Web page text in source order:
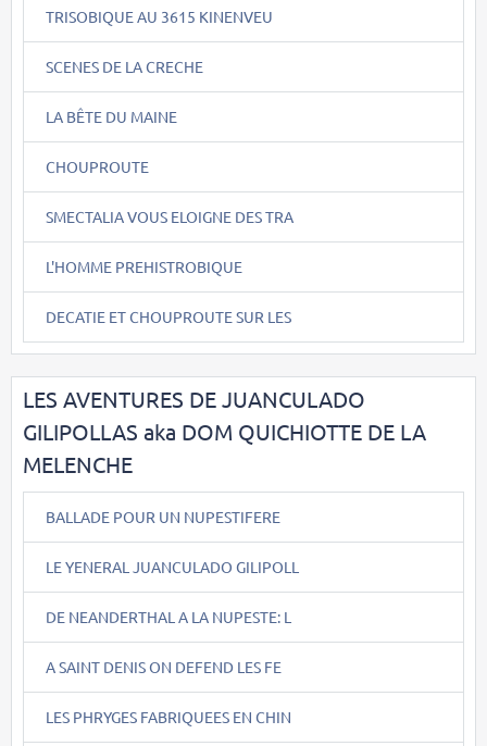
TRISOBIQUE AU 3615 KINENVEU
SCENES DE LA CRECHE
LA BÊTE DU MAINE
CHOUPROUTE
SMECTALIA VOUS ELOIGNE DES TRA
L'HOMME PREHISTROBIQUE
DECATIE ET CHOUPROUTE SUR LES
LES AVENTURES DE JUANCULADO
GILIPOLLAS aka DOM QUICHIOTTE DE LA
MELENCHE
BALLADE POUR UN NUPESTIFERE
LE YENERAL JUANCULADO GILIPOLL
DE NEANDERTHAL A LA NUPESTE: L
A SAINT DENIS ON DEFEND LES FE
LES PHRYGES FABRIQUEES EN CHIN